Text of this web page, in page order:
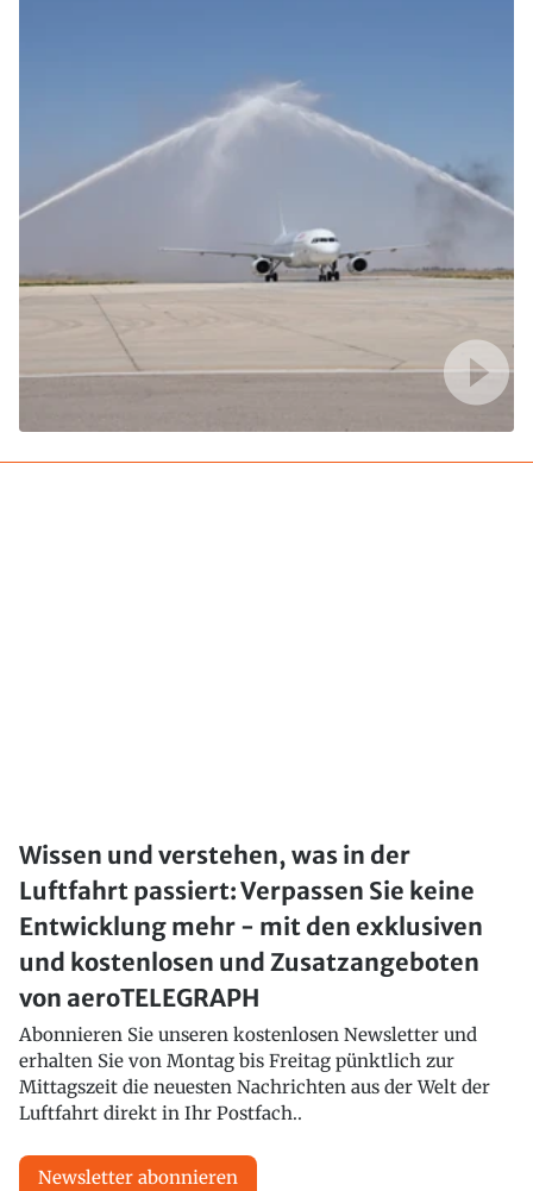
Wissen und verstehen, was in der
Luftfahrt passiert: Verpassen Sie keine
Entwicklung mehr - mit den exklusiven
und kostenlosen und Zusatzangeboten
von aeroTELEGRAPH
Abonnieren Sie unseren kostenlosen Newsletter und
erhalten Sie von Montag bis Freitag pünktlich zur
Mittagszeit die neuesten Nachrichten aus der Welt der
Luftfahrt direkt in Ihr Postfach..
Newsletter abonnieren